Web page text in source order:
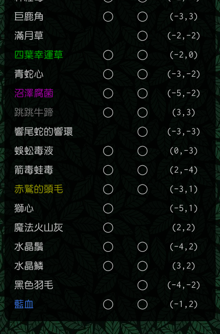
巨鹿角
◯ ◯
(-3,3)
滿月草
◯
(-2,-2)
四葉幸運草
◯ ◯
(-2,0)
青蛇心
◯ ◯
(-3,-2)
沼澤腐菌
◯ ◯
(-5,-2)
跳跳牛蹄
◯ ◯
(3,3)
響尾蛇的響環
◯
(-3,-3)
蜈蚣毒液
◯ ◯
(0,-3)
箭毒蛙毒
◯ ◯
(2,-4)
赤鷲的頭毛
◯ ◯
(-3,1)
獅心
◯
(-5,1)
魔法火山灰
◯
(2,2)
水晶鬚
◯ ◯
(-4,2)
水晶鱗
◯ ◯
(3,2)
黑色羽毛
◯
(-4,-2)
藍血
◯ ◯ (-1,2)